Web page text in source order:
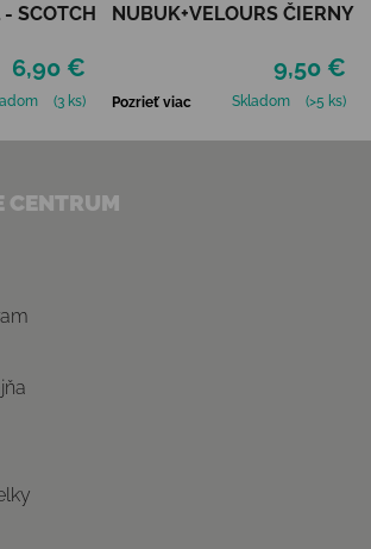
SCOTCH
6,90 €
(3 ks)
NUBUK+VELOURS ČIERNY
9,50 €
Pozrieť viac Skladom (>5 ks)
CENTRUM